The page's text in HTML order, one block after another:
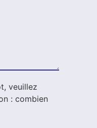
veuillez
: combien